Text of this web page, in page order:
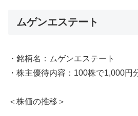
ムゲンエステート
・銘柄名：ムゲンエステート
・株主優待内容：100株で1,000円
＜株価の推移＞